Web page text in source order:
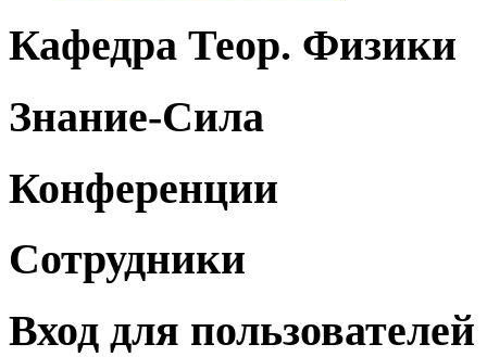
Кафедра Теор. Физики
Знание-Сила
Конференции
Сотрудники
Вход для пользователей